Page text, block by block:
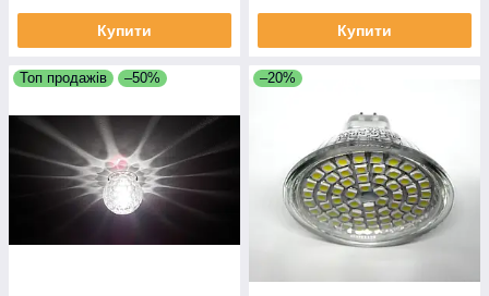
Купити Купити
Топ продажів –50% –20%